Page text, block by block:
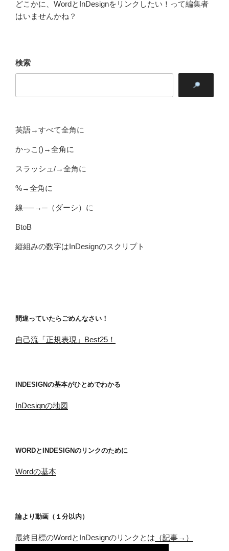
どこかに、WordとInDesignをリンクしたい！って編集者
はいませんかね？
検索
英語→すべて全角に
かっこ()→全角に
スラッシュ/→全角に
%→全角に
線──→─（ダーシ）に
BtoB
縦組みの数字はInDesignのスクリプト
間違っていたらごめんなさい！
自己流「正規表現」Best25！
INDESIGNの基本がひとめでわかる
InDesignの地図
WORDとINDESIGNのリンクのために
Wordの基本
論より動画（１分以内）
最終目標のWordとInDesignのリンクとは （記事→）